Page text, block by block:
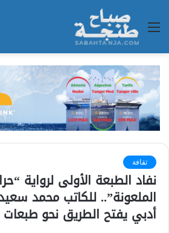
القائمة
ثقافة
نفاد الطبعة الأولى لرواية
الملعونة”.. للكاتب محمد
أدبي يفتح الطريق نحو